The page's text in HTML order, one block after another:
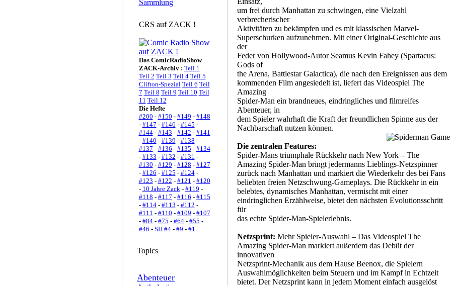
CRS auf ZACK !
Das ComicRadioShow
ZACK-Archiv : Teil 1
Teil 2 Teil 3 Teil 4 Teil 5
Clifton-Spezial Teil 6 Teil
7 Teil 8 Teil 9 Teil 10 Teil
11 Teil 12
Die Hefte
#200 - #150 - #149 - #148
- #147 - #146 - #145 -
#144- #143 - #142 - #141
- #140 - #139 - #138 -
#137 - #136 - #135 - #134
- #133 - #132 - #131 -
#130 - #129 - #128 - #127
- #126 - #125 - #124-
#123 - #122 - #121 - #120
- 10 Jahre Zack- #119 -
#118 - #117 - #116 - #115
- #114- #113 - #112 -
#111 - #110 - #109 - #107
- #84- #75 - #64- #55 -
#46 - SH #4- #9 - #1
Topics
Abenteuer
um frei durch Manhattan zu schwingen, eine Vielzahl
verbrecherischer
Aktivitäten zu bekämpfen und es mit klassischen Marvel-
Superschurken aufzunehmen. Mit einer Original-Geschichte aus
der
Feder von Hollywood-Autor Seamus Kevin Fahey (Spartacus:
Gods of
the Arena, Battlestar Galactica), die nach den Ereignissen aus dem
kommenden Film angesiedelt ist, liefert das Videospiel The
Amazing
Spider-Man ein brandneues, eindringliches und filmreifes
Abenteuer, in
dem Spieler wahrhaft die Kraft der freundlichen Spinne aus der
Nachbarschaft nutzen können.
Die zentralen Features:
Spider-Mans triumphale Rückkehr nach New York – The
Amazing Spider-Man bringt jedermanns Lieblings-Netzspinner
zurück nach Manhattan und markiert die Wiederkehr des bei Fans
beliebten freien Netzschwung-Gameplays. Die Rückkehr in ein
belebtes, dynamisches Manhattan, vermischt mit einer
eindringlichen Erzählweise, bietet den nächsten Evolutionsschritt
für
das echte Spider-Man-Spielerlebnis.
Netzsprint: Mehr Spieler-Auswahl – Das Videospiel The
Amazing Spider-Man markiert außerdem das Debüt der
innovativen
Netzsprint-Mechanik aus dem Hause Beenox, die Spielern
Auswahlmöglichkeiten beim Steuern und im Kampf in Echtzeit
bietet. Der Netzsprint kann in jedem Moment einfach ausgelöst